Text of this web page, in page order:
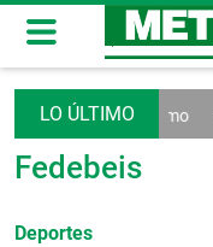
contra el turismo
Fedebeis
Deportes